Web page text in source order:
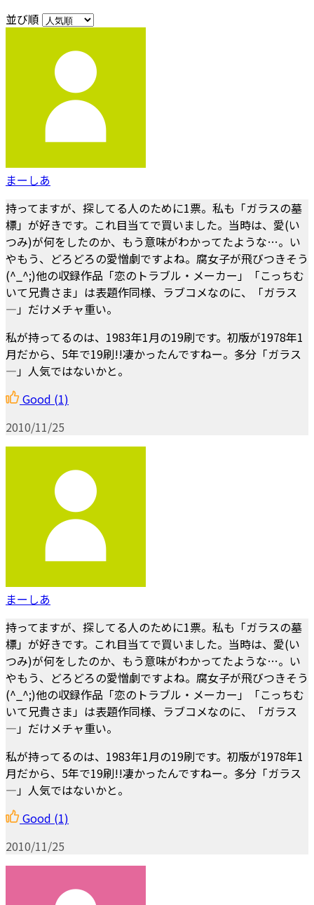
並び順
まーしあ
持ってますが、探してる人のために1票。私も「ガラスの墓
標」が好きです。これ目当てで買いました。当時は、愛(い
つみ)が何をしたのか、もう意味がわかってたような…。い
やもう、どろどろの愛憎劇ですよね。腐女子が飛びつきそう
(^_^;)他の収録作品「恋のトラブル・メーカー」「こっちむ
いて兄貴さま」は表題作同様、ラブコメなのに、「ガラス
―」だけメチャ重い。
私が持ってるのは、1983年1月の19刷です。初版が1978年1
月だから、5年で19刷!!凄かったんですねー。多分「ガラス
―」人気ではないかと。
Good (1)
2010/11/25
まーしあ
持ってますが、探してる人のために1票。私も「ガラスの墓
標」が好きです。これ目当てで買いました。当時は、愛(い
つみ)が何をしたのか、もう意味がわかってたような…。い
やもう、どろどろの愛憎劇ですよね。腐女子が飛びつきそう
(^_^;)他の収録作品「恋のトラブル・メーカー」「こっちむ
いて兄貴さま」は表題作同様、ラブコメなのに、「ガラス
―」だけメチャ重い。
私が持ってるのは、1983年1月の19刷です。初版が1978年1
月だから、5年で19刷!!凄かったんですねー。多分「ガラス
―」人気ではないかと。
Good (1)
2010/11/25